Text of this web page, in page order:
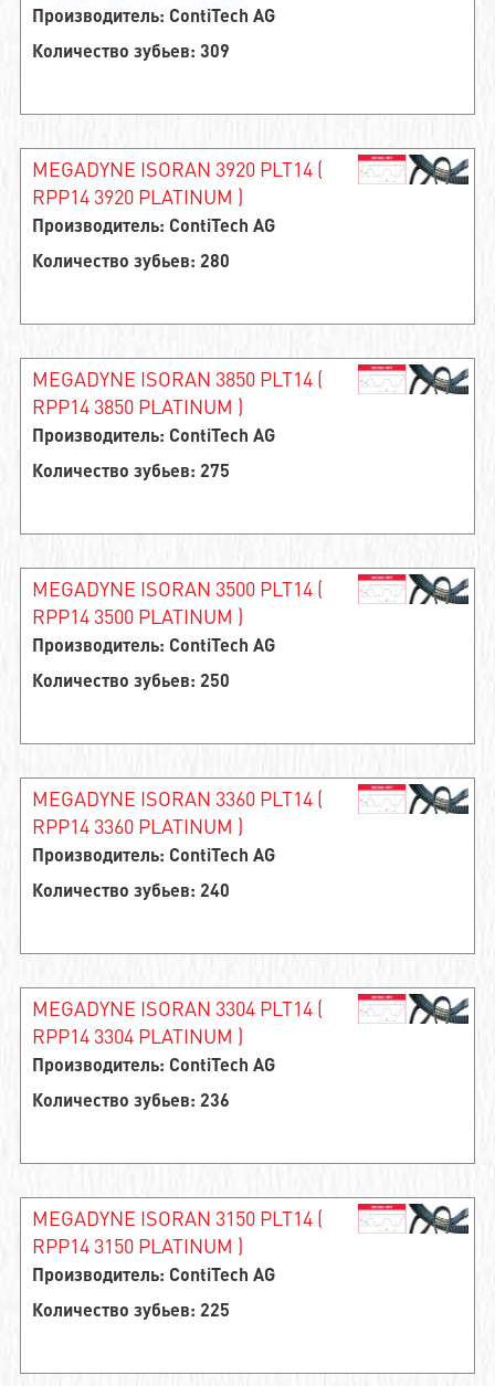
Производитель: ContiTech AG
Количество зубьев: 309
MEGADYNE ISORAN 3920 PLT14 (
RPP14 3920 PLATINUM )
Производитель: ContiTech AG
Количество зубьев: 280
MEGADYNE ISORAN 3850 PLT14 (
RPP14 3850 PLATINUM )
Производитель: ContiTech AG
Количество зубьев: 275
MEGADYNE ISORAN 3500 PLT14 (
RPP14 3500 PLATINUM )
Производитель: ContiTech AG
Количество зубьев: 250
MEGADYNE ISORAN 3360 PLT14 (
RPP14 3360 PLATINUM )
Производитель: ContiTech AG
Количество зубьев: 240
MEGADYNE ISORAN 3304 PLT14 (
RPP14 3304 PLATINUM )
Производитель: ContiTech AG
Количество зубьев: 236
MEGADYNE ISORAN 3150 PLT14 (
RPP14 3150 PLATINUM )
Производитель: ContiTech AG
Количество зубьев: 225